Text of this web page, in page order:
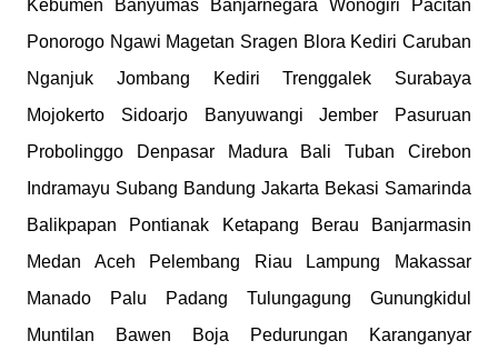
Kebumen Banyumas Banjarnegara Wonogiri Pacitan
Ponorogo Ngawi Magetan Sragen Blora Kediri Caruban
Nganjuk Jombang Kediri Trenggalek Surabaya
Mojokerto Sidoarjo Banyuwangi Jember Pasuruan
Probolinggo Denpasar Madura Bali Tuban Cirebon
Indramayu Subang Bandung Jakarta Bekasi Samarinda
Balikpapan Pontianak Ketapang Berau Banjarmasin
Medan Aceh Pelembang Riau Lampung Makassar
Manado Palu Padang Tulungagung Gunungkidul
Muntilan Bawen Boja Pedurungan Karanganyar